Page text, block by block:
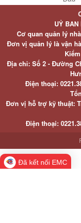
UỶ BAN
Cơ quan quản lý
Đơn vị quản lý là vận
Địa chỉ: Số 2 - Đường
Điện thoại:
Đơn vị hỗ trợ kỹ thuật:
Điện thoại:
Đã kết nối EMC